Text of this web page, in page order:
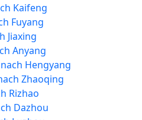
Kaifeng
Fuyang
Jiaxing
Anyang
Hengyang
Zhaoqing
Rizhao
Dazhou